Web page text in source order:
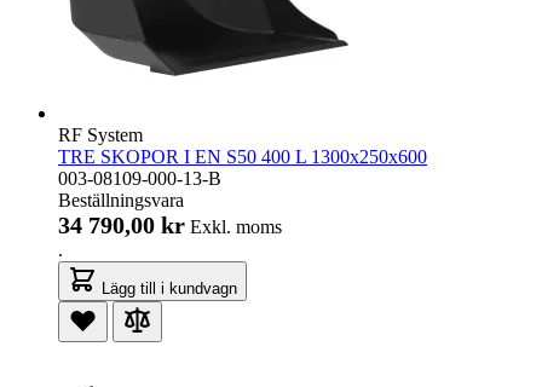
RF System
TRE SKOPOR I EN S50 400 L 1300x250x600
003-08109-000-13-B
Beställningsvara
34 790,00 kr Exkl. moms
.
Lägg till i kundvagn